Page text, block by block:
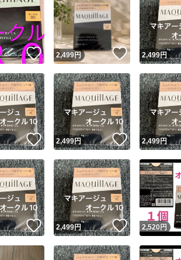
※このバッジは実績に基づく表示であり、発
スピード＆安心発送
このユーザ
ます
スピード発送 このユーザ
安心発送 このユーザ
いいね！
2,499円 いいね！
2,499円
いいね！
2,499円 いいね！
2,499円
いいね！
2,499円 いいね！
2,520 円